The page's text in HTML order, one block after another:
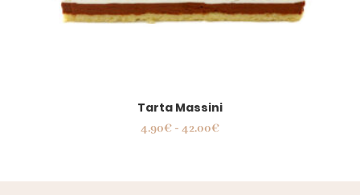
Tarta Massini
4.90€ - 42.00€Rango
desde